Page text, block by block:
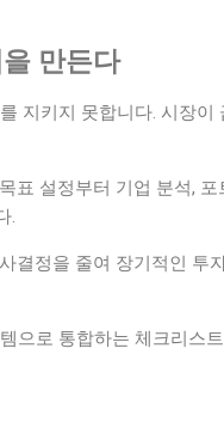
만든다
지키지 못합니다. 시장이
표 설정부터 기업 분석, 포
.
결정을 줄여 장기적인 투
으로 통합하는 체크리스